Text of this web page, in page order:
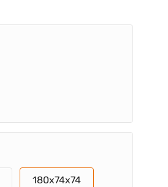
180x74x74